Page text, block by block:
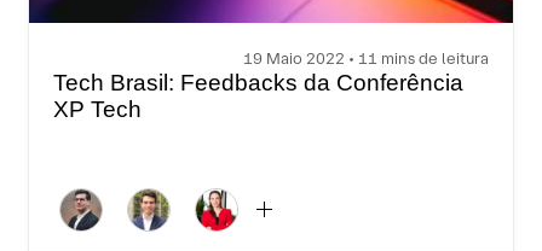
19 Maio 2022 • 11 mins de leitura
Tech Brasil: Feedbacks da Conferência
XP Tech